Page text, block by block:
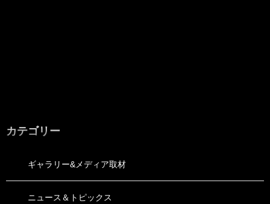
カテゴリー
ギャラリー&メディア取材
ニュース＆トピックス